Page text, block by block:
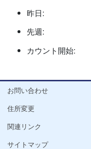
昨日:
先週:
カウント開始:
お問い合わせ
住所変更
関連リンク
サイトマップ